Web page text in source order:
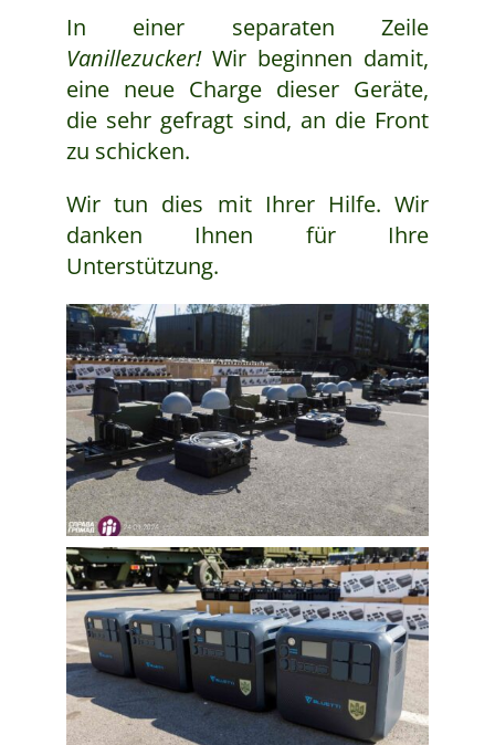
In einer separaten Zeile
Vanillezucker!Wir beginnen damit,
eine neue Charge dieser Geräte,
die sehr gefragt sind, an die Front
zu schicken.
Wir tun dies mit Ihrer Hilfe. Wir
danken Ihnen für Ihre
Unterstützung.